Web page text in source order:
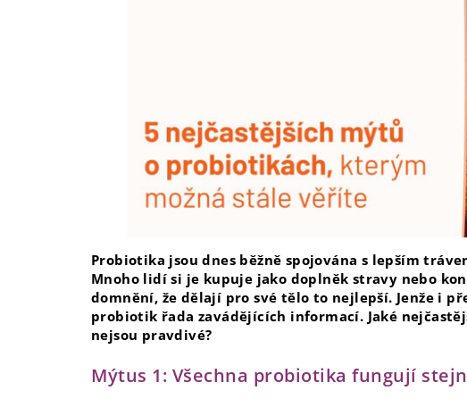
Probiotika jsou dnes běžně spojována s lepším
Mnoho lidí si je kupuje jako doplněk stravy nebo
domnění, že dělají pro své tělo to nejlepší. Jenže i
probiotik řada zavádějících informací. Jaké
nejsou pravdivé?
Mýtus 1: Všechna probiotika fungují